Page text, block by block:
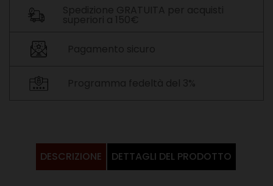
DESCRIZIONE DETTAGLI DEL PRODOTTO